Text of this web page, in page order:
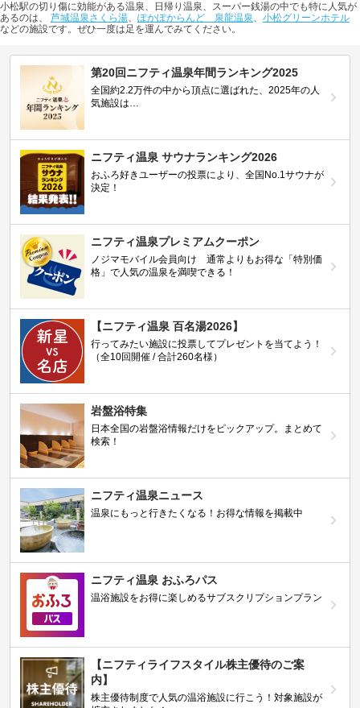
小松駅の切り傷に効能がある温泉、日帰り温泉、スーパー銭湯の中でも特に人気が
あるのは、 芦城温泉さくら湯、 ぽかぽからんど 泉龍温泉、 小松グリーンホテル
などの施設です。ぜひ一度は足を運んでみてください。
第20回ニフティ温泉年間ランキング2025
全国約2.2万件の中から頂点に選ばれた、2025年の人
気施設は…
ニフティ温泉 サウナランキング2026
おふろ好きユーザーの投票により、全国No.1サウナが
決定！
ニフティ温泉プレミアムクーポン
ノジマモバイル会員向け 通常よりもお得な「特別価
格」で人気の温泉を満喫できる！
【ニフティ温泉 百名湯2026】
行ってみたい施設に投票してプレゼントを当てよう！
（全10回開催 / 合計260名様）
岩盤浴特集
日本全国の岩盤浴情報だけをピックアップ。まとめて
検索！
ニフティ温泉ニュース
温泉にもっと行きたくなる！お得な情報を掲載中
ニフティ温泉 おふろパス
温浴施設をお得に楽しめるサブスクリプションプラン
【ニフティライフスタイル株主優待のご案
内】
株主優待制度で人気の温浴施設に行こう！対象施設が